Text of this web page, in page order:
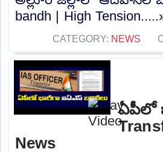
bandh | High
CATEGORY: NEWS
ఏపీలో
News